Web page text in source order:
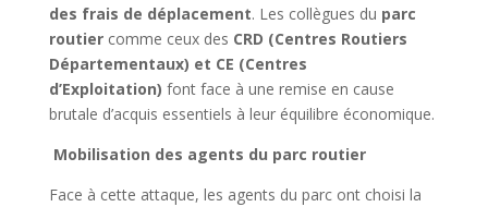
des frais de déplacement. Les collègues du parc
routiercomme ceux des CRD (Centres Routiers
Départementaux) et CE (Centres
d’Exploitation) font face à une remise en cause
brutale d’acquis essentiels à leur équilibre économique.
Mobilisation des agents du parc routier
Face à cette attaque, les agents du parc ont choisi la